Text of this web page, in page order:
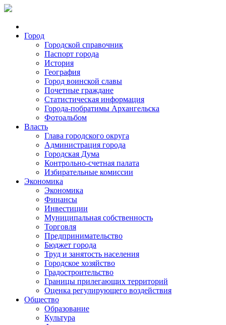
Город
Городской справочник
Паспорт города
История
География
Город воинской славы
Почетные граждане
Статистическая информация
Города-побратимы Архангельска
Фотоальбом
Власть
Глава городского округа
Администрация города
Городская Дума
Контрольно-счетная палата
Избирательные комиссии
Экономика
Экономика
Финансы
Инвестиции
Муниципальная собственность
Торговля
Предпринимательство
Бюджет города
Труд и занятость населения
Городское хозяйство
Градостроительство
Границы прилегающих территорий
Оценка регулирующего воздействия
Общество
Образование
Культура